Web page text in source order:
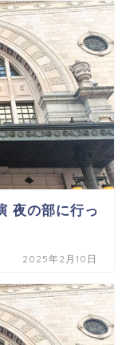
夜の部に行っ
2025年2月10日